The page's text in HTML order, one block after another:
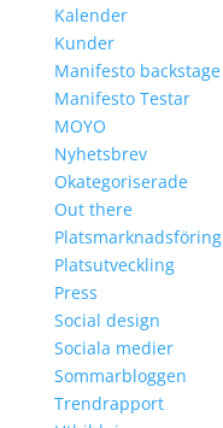
Kalender
Kunder
Manifesto backstage
Manifesto Testar
MOYO
Nyhetsbrev
Okategoriserade
Out there
Platsmarknadsföring
Platsutveckling
Press
Social design
Sociala medier
Sommarbloggen
Trendrapport